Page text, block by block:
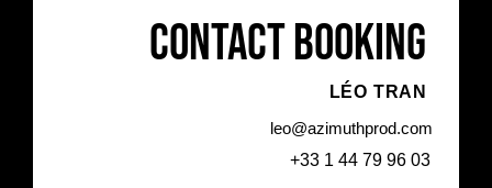
Contact booking
LÉO TRAN
leo@azimuthprod.com
+33 1 44 79 96 03